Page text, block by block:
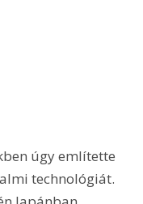
úgy említette
technológiát.